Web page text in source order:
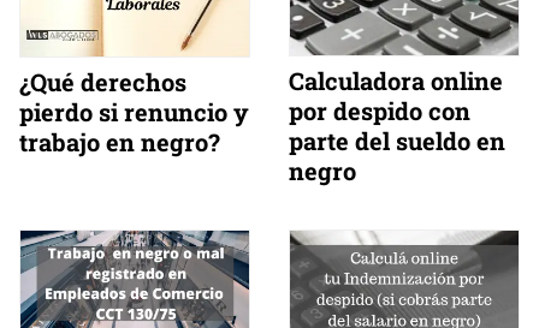
¿Qué derechos
pierdo si renuncio y
trabajo en negro?
Calculadora online
por despido con
parte del sueldo en
negro